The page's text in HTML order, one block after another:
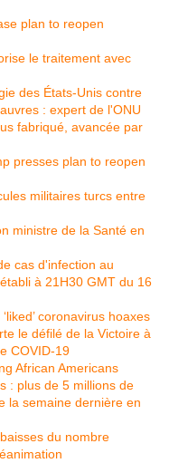
plan to reopen
le traitement avec
des États-Unis contre
: expert de l'ONU
fabriqué, avancée par
presses plan to reopen
militaires turcs entre
ministre de la Santé en
cas d'infection au
à 21H30 GMT du 16
coronavirus hoaxes
le défilé de la Victoire à
COVID-19
African Americans
: plus de 5 millions de
la semaine dernière en
du nombre